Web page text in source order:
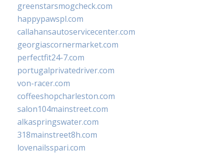
greenstarsmogcheck.com
happypawspl.com
callahansautoservicecenter.com
georgiascornermarket.com
perfectfit24-7.com
portugalprivatedriver.com
von-racer.com
coffeeshopcharleston.com
salon104mainstreet.com
alkaspringswater.com
318mainstreet8h.com
lovenailsspari.com